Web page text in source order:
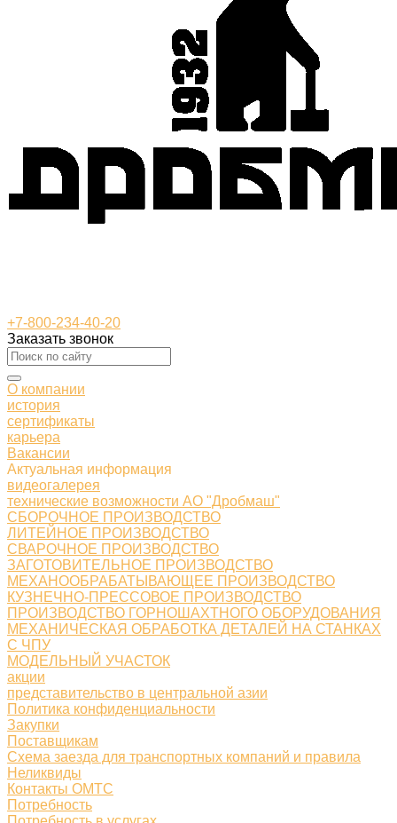
+7-800-234-40-20
Заказать звонок
О компании
история
сертификаты
карьера
Вакансии
Актуальная информация
видеогалерея
технические возможности АО "Дробмаш"
СБОРОЧНОЕ ПРОИЗВОДСТВО
ЛИТЕЙНОЕ ПРОИЗВОДСТВО
СВАРОЧНОЕ ПРОИЗВОДСТВО
ЗАГОТОВИТЕЛЬНОЕ ПРОИЗВОДСТВО
МЕХАНООБРАБАТЫВАЮЩЕЕ ПРОИЗВОДСТВО
КУЗНЕЧНО-ПРЕССОВОЕ ПРОИЗВОДСТВО
ПРОИЗВОДСТВО ГОРНОШАХТНОГО ОБОРУДОВАНИЯ
МЕХАНИЧЕСКАЯ ОБРАБОТКА ДЕТАЛЕЙ НА СТАНКАХ
С ЧПУ
МОДЕЛЬНЫЙ УЧАСТОК
акции
представительство в центральной азии
Политика конфиденциальности
Закупки
Поставщикам
Схема заезда для транспортных компаний и правила
Неликвиды
Контакты ОМТС
Потребность